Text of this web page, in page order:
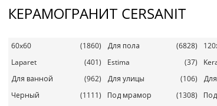
КЕРАМОГРАНИТ CERSANIT
60x60 (1860) Для пола (6828)
Laparet
(401) Estima (37)
Для ванной
(962) Для улицы (106)
Черный
(1111) Под мрамор (1308)